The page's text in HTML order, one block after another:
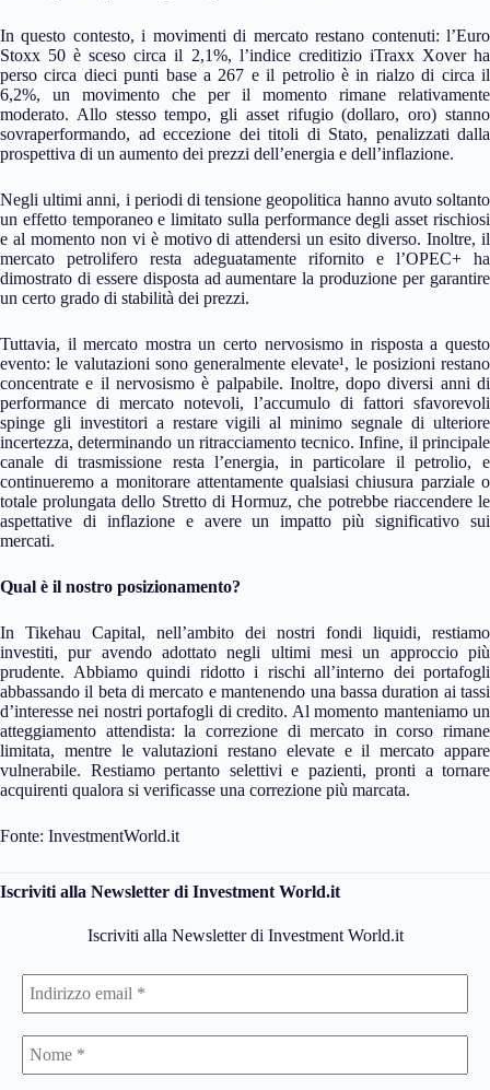
In questo contesto, i movimenti di mercato restano contenuti: l’Euro
Stoxx 50 è sceso circa il 2,1%, l’indice creditizio iTraxx Xover ha
perso circa dieci punti base a 267 e il petrolio è in rialzo di circa il
6,2%, un movimento che per il momento rimane relativamente
moderato. Allo stesso tempo, gli asset rifugio (dollaro, oro) stanno
sovraperformando, ad eccezione dei titoli di Stato, penalizzati dalla
prospettiva di un aumento dei prezzi dell’energia e dell’inflazione.
Negli ultimi anni, i periodi di tensione geopolitica hanno avuto soltanto
un effetto temporaneo e limitato sulla performance degli asset rischiosi
e al momento non vi è motivo di attendersi un esito diverso. Inoltre, il
mercato petrolifero resta adeguatamente rifornito e l’OPEC+ ha
dimostrato di essere disposta ad aumentare la produzione per garantire
un certo grado di stabilità dei prezzi.
Tuttavia, il mercato mostra un certo nervosismo in risposta a questo
evento: le valutazioni sono generalmente elevate¹, le posizioni restano
concentrate e il nervosismo è palpabile. Inoltre, dopo diversi anni di
performance di mercato notevoli, l’accumulo di fattori sfavorevoli
spinge gli investitori a restare vigili al minimo segnale di ulteriore
incertezza, determinando un ritracciamento tecnico. Infine, il principale
canale di trasmissione resta l’energia, in particolare il petrolio, e
continueremo a monitorare attentamente qualsiasi chiusura parziale o
totale prolungata dello Stretto di Hormuz, che potrebbe riaccendere le
aspettative di inflazione e avere un impatto più significativo sui
mercati.
Qual è il nostro posizionamento?
In Tikehau Capital, nell’ambito dei nostri fondi liquidi, restiamo
investiti, pur avendo adottato negli ultimi mesi un approccio più
prudente. Abbiamo quindi ridotto i rischi all’interno dei portafogli
abbassando il beta di mercato e mantenendo una bassa duration ai tassi
d’interesse nei nostri portafogli di credito. Al momento manteniamo un
atteggiamento attendista: la correzione di mercato in corso rimane
limitata, mentre le valutazioni restano elevate e il mercato appare
vulnerabile. Restiamo pertanto selettivi e pazienti, pronti a tornare
acquirenti qualora si verificasse una correzione più marcata.
Fonte: InvestmentWorld.it
Iscriviti alla Newsletter di Investment World.it
Iscriviti alla Newsletter di Investment World.it